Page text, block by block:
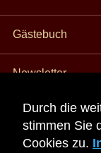
Durch die
stimmen Sie
Cookies zu.
Gästebuch
Newsletter